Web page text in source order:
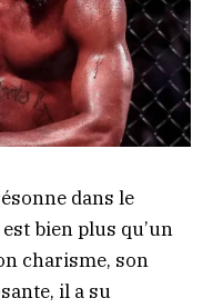
dans le
bien plus qu’un
charisme, son
il a su